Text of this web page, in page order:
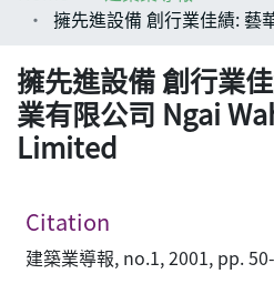
Help
擁先進設備 創行業
業有限公司 Ngai
Limited
Citation
建築業導報, no.1, 2001, pp.